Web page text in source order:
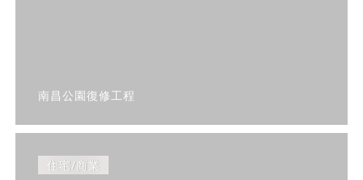
南昌公園復修工程
住宅/商業